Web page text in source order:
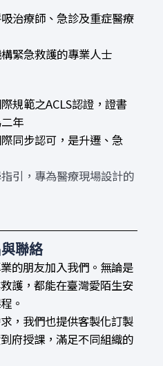
治療師、急診及重症醫療
緊急救護的專業人士
規範之ACLS認證，證書
年
同步認可，是升遷、急
引，專為醫療現場設計的
聯絡
的朋友加入我們。無論是
護，都能在臺灣愛陌生安
。
，我們也提供客製化訂製
府授課，滿足不同組織的